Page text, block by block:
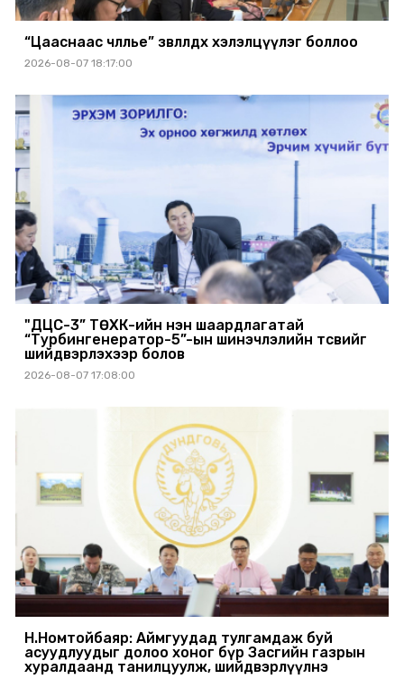
“Цааснаас чөлөөлье” зөвлөлдөх хэлэлцүүлэг боллоо
2026-08-07 18:17:00
"ДЦС-3” ТӨХК-ийн нэн шаардлагатай
“Турбингенератор-5”-ын шинэчлэлийн төсвийг
шийдвэрлэхээр болов
2026-08-07 17:08:00
Н.Номтойбаяр: Аймгуудад тулгамдаж буй
асуудлуудыг долоо хоног бүр Засгийн газрын
хуралдаанд танилцуулж, шийдвэрлүүлнэ